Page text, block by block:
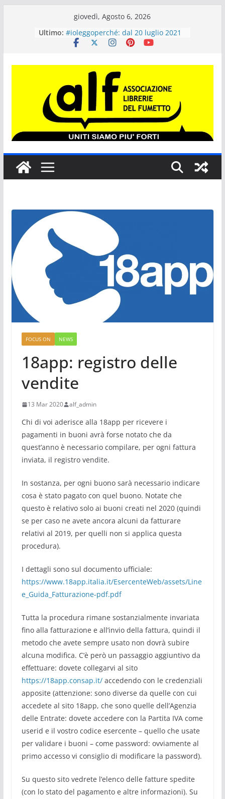
giovedì, Agosto 6, 2026
Ultimo: #ioleggoperché: dal 20 luglio 2021
le scuole possono iscriversi
si potrà donare un libro
“Più libri più liberi” compie 20 anni
Tokyo Revengers #1 VARIANT per
ALF COMICS AND GAMES 2021
SERGIO BONELLI EDITORE E GLI
EVENTI FUMETTISTICI
“Il maialino di Natale”, il nuovo
libro per ragazzi di J.K. Rowling in
uscita il 12 ottobre
FOCUS ON NEWS
18app: registro delle
vendite
13 Mar 2020 alf_admin
Chi di voi aderisce alla 18app per ricevere i
pagamenti in buoni avrà forse notato che da
quest’anno è necessario compilare, per ogni fattura
inviata, il registro vendite.
In sostanza, per ogni buono sarà necessario indicare
cosa è stato pagato con quel buono. Notate che
questo è relativo solo ai buoni creati nel 2020 (quindi
se per caso ne avete ancora alcuni da fatturare
relativi al 2019, per quelli non si applica questa
procedura).
I dettagli sono sul documento ufficiale:
https://www.18app.italia.it/EsercenteWeb/assets/Line
e_Guida_Fatturazione-pdf.pdf
Tutta la procedura rimane sostanzialmente invariata
fino alla fatturazione e all’invio della fattura, quindi il
metodo che avete sempre usato non dovrà subire
alcuna modifica. C’è però un passaggio aggiuntivo da
effettuare: dovete collegarvi al sito
https://18app.consap.it/accedendo con le credenziali
apposite (attenzione: sono diverse da quelle con cui
accedete al sito 18app, che sono quelle dell’Agenzia
delle Entrate: dovete accedere con la Partita IVA come
userid e il vostro codice esercente – quello che usate
per validare i buoni – come password: ovviamente al
primo accesso vi consiglio di modificare la password).
Su questo sito vedrete l’elenco delle fatture spedite
(con lo stato del pagamento e altre informazioni). Su